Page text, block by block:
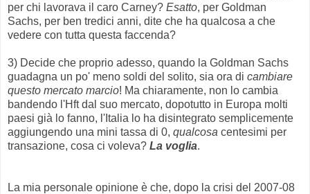
per chi lavorava il caro Carney? Esatto, per Goldman
Sachs, per ben tredici anni, dite che ha qualcosa a che
vedere con tutta questa faccenda?
3) Decide che proprio adesso, quando la Goldman Sachs
guadagna un po' meno soldi del solito, sia ora di cambiare
questo mercato marcio! Ma chiaramente, non lo cambia
bandendo l'Hft dal suo mercato, dopotutto in Europa molti
paesi già lo fanno, l'Italia lo ha disintegrato semplicemente
aggiungendo una mini tassa di 0, qualcosa centesimi per
transazione, cosa ci voleva? La voglia.
La mia personale opinione è che, dopo la crisi del 2007-08